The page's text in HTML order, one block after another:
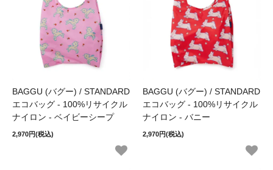
BAGGU (バグー) / STANDARD
エコバッグ - 100%リサイクル
ナイロン - ベイビーシープ
2,970円(税込)
BAGGU (バグー) / STANDARD
エコバッグ - 100%リサイクル
ナイロン - バニー
2,970円(税込)